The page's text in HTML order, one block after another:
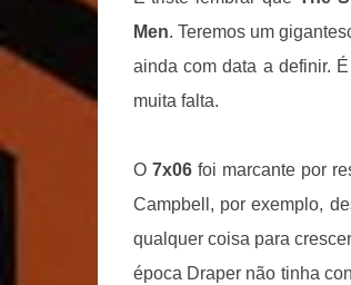
Men. Teremos um
ainda com data a definir.
muita falta.
O 7x06foi marcante por
Campbell, por exemplo,
qualquer coisa para
época Draper não tinha